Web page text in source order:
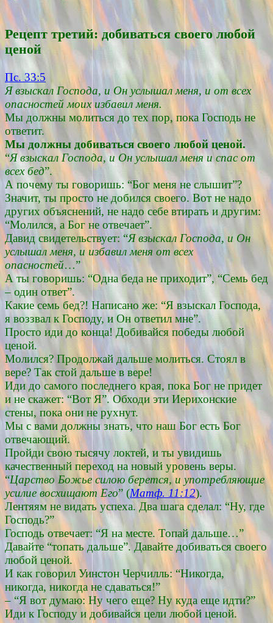
Рецепт третий: добиваться своего любой
ценой
Пс. 33:5
Я взыскал Господа, и Он услышал меня, и от всех
опасностей моих избавил меня.
Мы должны молиться до тех пор, пока Господь не
ответит.
Мы должны добиваться своего любой ценой.
“Я взыскал Господа, и Он услышал меня и спас от
всех бед”.
А почему ты говоришь: “Бог меня не слышит”?
Значит, ты просто не добился своего. Вот не надо
других объяснений, не надо себе втирать и другим:
“Молился, а Бог не отвечает”.
Давид свидетельствует: “Я взыскал Господа, и Он
услышал меня, и избавил меня от всех
опасностей…”
А ты говоришь: “Одна беда не приходит”, “Семь бед
– один ответ”.
Какие семь бед?! Написано же: “Я взыскал Господа,
я воззвал к Господу, и Он ответил мне”.
Просто иди до конца! Добивайся победы любой
ценой.
Молился? Продолжай дальше молиться. Стоял в
вере? Так стой дальше в вере!
Иди до самого последнего края, пока Бог не придет
и не скажет: “Вот Я”. Обходи эти Иерихонские
стены, пока они не рухнут.
Мы с вами должны знать, что наш Бог есть Бог
отвечающий.
Пройди свою тысячу локтей, и ты увидишь
качественный переход на новый уровень веры.
“Царство Божье силою берется, и употребляющие
усилие восхищают Его” (Матф. 11:12).
Лентяям не видать успеха. Два шага сделал: “Ну, где
Господь?”
Господь отвечает: “Я на месте. Топай дальше…”
Давайте “топать дальше”. Давайте добиваться своего
любой ценой.
И как говорил Уинстон Черчилль: “Никогда,
никогда, никогда не сдаваться!”
– “Я вот думаю: Ну чего еще? Ну куда еще идти?”
Иди к Господу и добивайся цели любой ценой.